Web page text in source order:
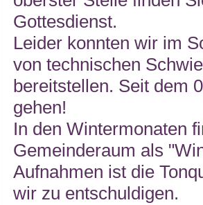
Gottesdienst.
Leider konnten wir im
von technischen
bereitstellen. Seit dem
gehen!
In den Wintermonaten
Gemeinderaum als
Aufnahmen ist die
wir zu entschuldigen.